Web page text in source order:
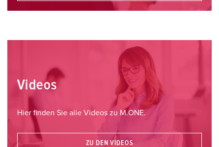
Videos
Hier finden Sie alle Videos zu M.ONE.
ZU DEN VIDEOS